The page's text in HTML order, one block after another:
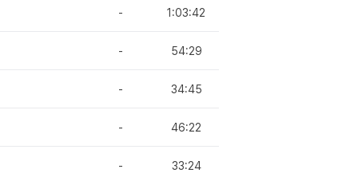
- 1:03:42
- 54:29
- 34:45
- 46:22
- 33:24